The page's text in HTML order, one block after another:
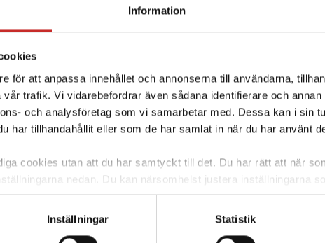
Information
för att anpassa innehållet och annonserna till användarna,
trafik. Vi vidarebefordrar även sådana identifierare och
och analysföretag som vi samarbetar med. Dessa kan i sin
har tillhandahållit eller som de har samlat in när du har använt
cookies utan att du har samtyckt till det. Du har rätt att när
nedan. Du kan närsomhelst justera inställningarna
Väljer du att inte ge ditt samtycke kommer vi enbart
funktion. För mer information om cookies och vår
Inställningar Statistik
X2™-insuliinipumppu
OPETUSELOKUVA -
Aktiivisuustila Liikunta –
Tandem t:slim X2